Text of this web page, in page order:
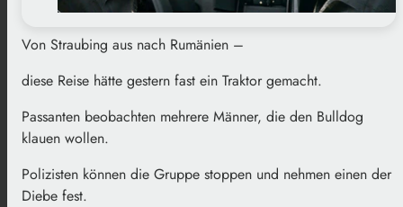
Von Straubing aus nach Rumänien –
diese Reise hätte gestern fast ein Traktor gemacht.
Passanten beobachten mehrere Männer, die den Bulldog
klauen wollen.
Polizisten können die Gruppe stoppen und nehmen einen der
Diebe fest.